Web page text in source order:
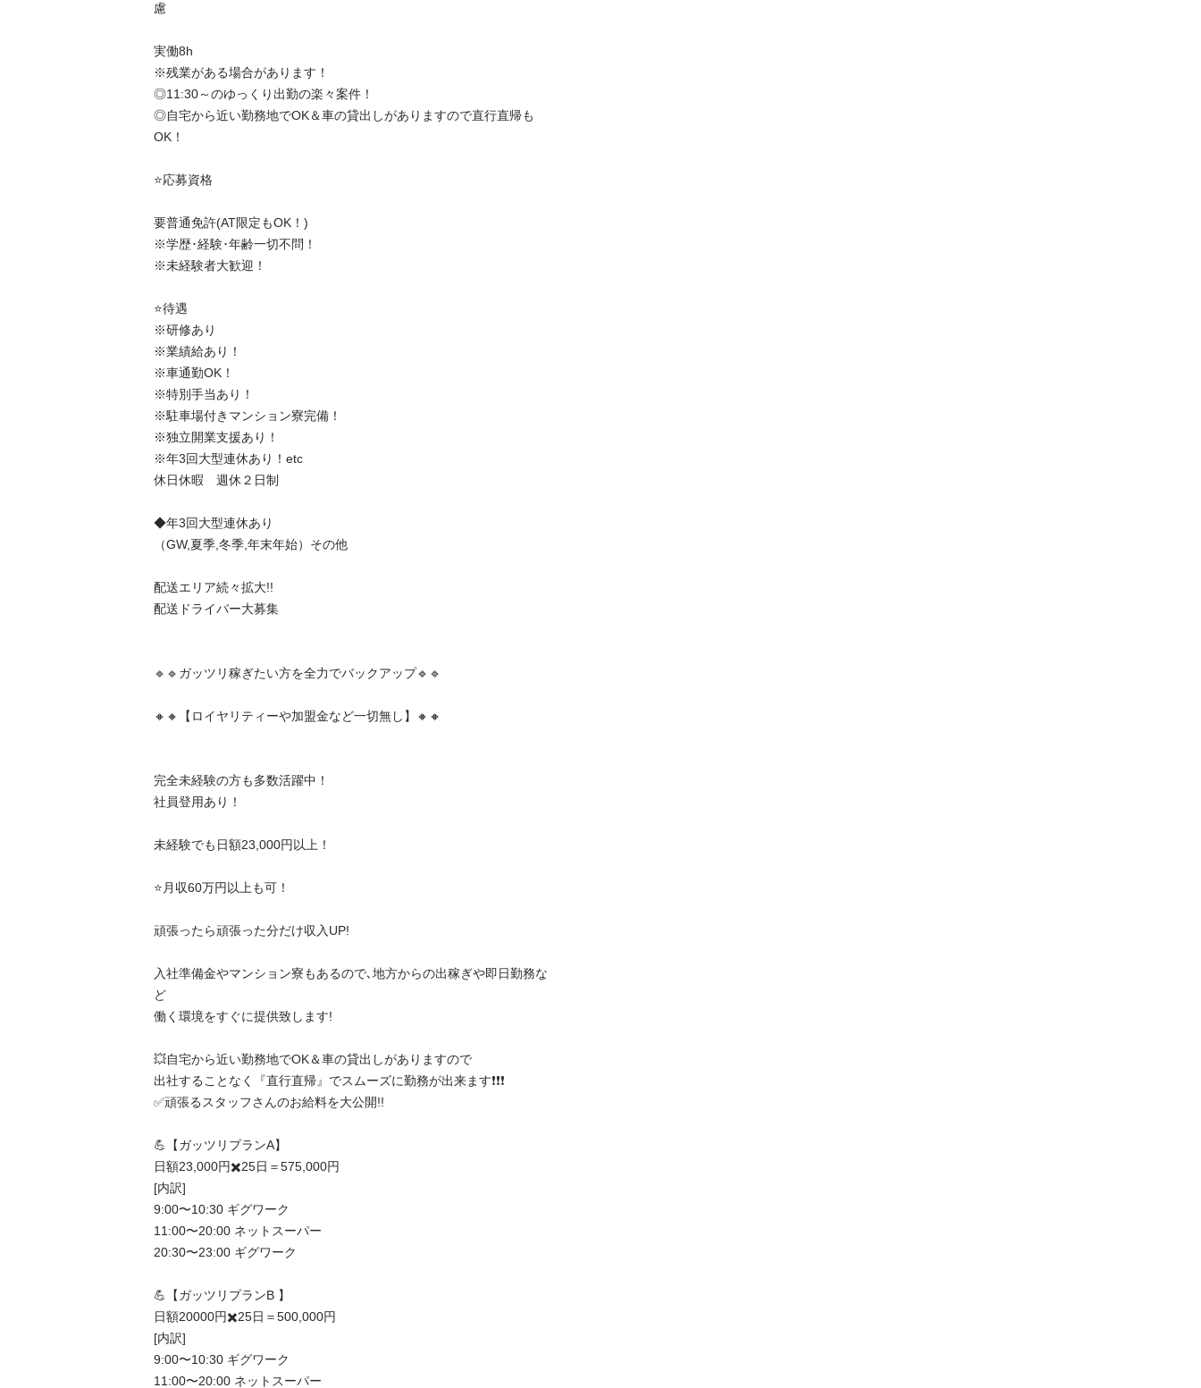
慮
実働8h
※残業がある場合があります！
◎11:30～のゆっくり出勤の楽々案件！
◎自宅から近い勤務地でOK＆車の貸出しがありますので直行直帰も
OK！
⭐️応募資格
要普通免許(AT限定もOK！)
※学歴･経験･年齢一切不問！
※未経験者大歓迎！
⭐️待遇
※研修あり
※業績給あり！
※車通勤OK！
※特別手当あり！
※駐車場付きマンション寮完備！
※独立開業支援あり！
※年3回大型連休あり！etc
休日休暇　週休２日制
◆年3回大型連休あり
（GW,夏季,冬季,年末年始）その他
配送エリア続々拡大!!
配送ドライバー大募集
🔹🔹ガッツリ稼ぎたい方を全力でバックアップ🔹🔹
🔸🔸【ロイヤリティーや加盟金など一切無し】🔸🔸
完全未経験の方も多数活躍中！
社員登用あり！
未経験でも日額23,000円以上！
⭐️月収60万円以上も可！
頑張ったら頑張った分だけ収入UP!
入社準備金やマンション寮もあるので､地方からの出稼ぎや即日勤務な
ど
働く環境をすぐに提供致します!
💥自宅から近い勤務地でOK＆車の貸出しがありますので
出社することなく『直行直帰』でスムーズに勤務が出来ます❗️❗️❗️
✅頑張るスタッフさんのお給料を大公開!!
💪【ガッツリプランA】
日額23,000円✖️25日＝575,000円
[内訳]
9:00〜10:30 ギグワーク
11:00〜20:00 ネットスーパー
20:30〜23:00 ギグワーク
💪【ガッツリプランB 】
日額20000円✖️25日＝500,000円
[内訳]
9:00〜10:30 ギグワーク
11:00〜20:00 ネットスーパー